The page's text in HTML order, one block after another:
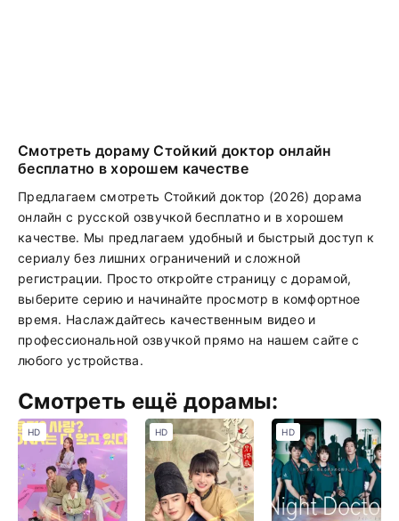
Смотреть дораму Стойкий доктор онлайн
бесплатно в хорошем качестве
Предлагаем смотреть Стойкий доктор (2026) дорама
онлайн с русской озвучкой бесплатно и в хорошем
качестве. Мы предлагаем удобный и быстрый доступ к
сериалу без лишних ограничений и сложной
регистрации. Просто откройте страницу с дорамой,
выберите серию и начинайте просмотр в комфортное
время. Наслаждайтесь качественным видео и
профессиональной озвучкой прямо на нашем сайте с
любого устройства.
Смотреть ещё дорамы:
HD HD HD